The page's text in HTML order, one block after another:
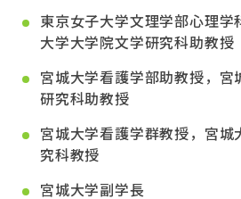
東京女子大学文理学部心理
大学大学院文学研究科助教授
宮城大学看護学部助教授，宮
研究科助教授
宮城大学看護学群教授，宮
究科教授
宮城大学副学長